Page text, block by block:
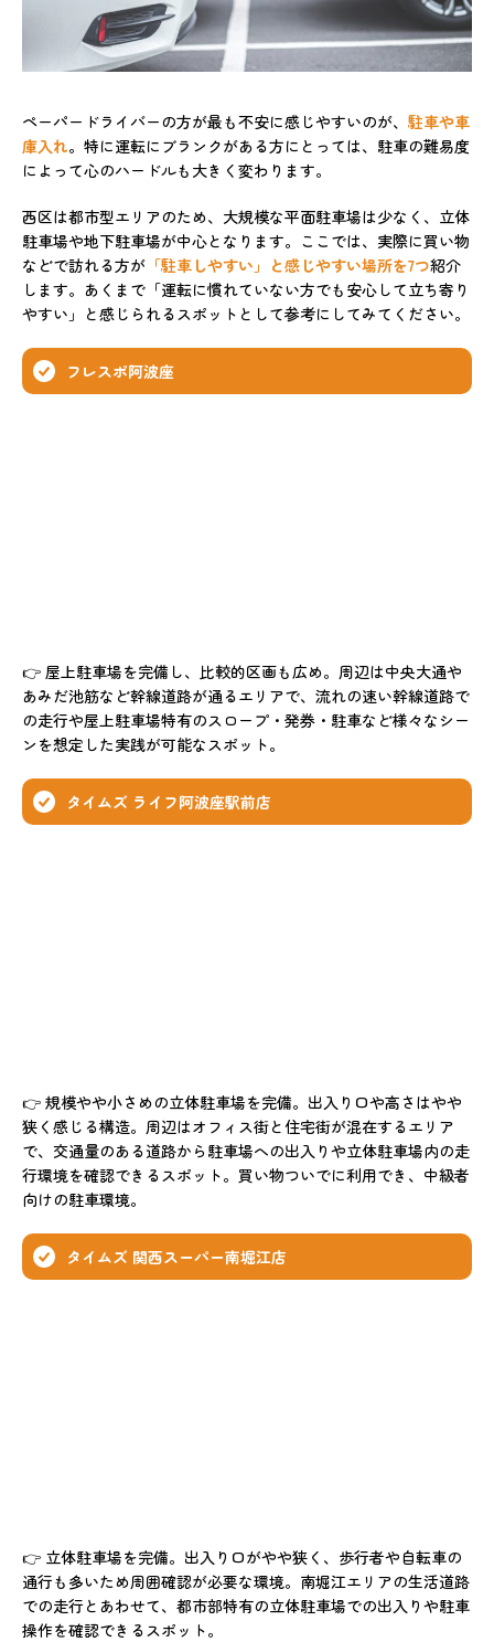
ペーパードライバーの方が最も不安に感じやすいのが、 駐車や車
庫入れ。特に運転にブランクがある方にとっては、駐車の難易度
によって心のハードルも大きく変わります。
西区は都市型エリアのため、大規模な平面駐車場は少なく、立体
駐車場や地下駐車場が中心となります。ここでは、実際に買い物
などで訪れる方が 「駐車しやすい」と感じやすい場所を7つ紹介
します。あくまで「運転に慣れていない方でも安心して立ち寄り
やすい」と感じられるスポットとして参考にしてみてください。
フレスポ阿波座
👉 屋上駐車場を完備し、比較的区画も広め。周辺は中央大通や
あみだ池筋など幹線道路が通るエリアで、流れの速い幹線道路で
の走行や屋上駐車場特有のスロープ・発券・駐車など様々なシー
ンを想定した実践が可能なスポット。
タイムズ ライフ阿波座駅前店
👉 規模やや小さめの立体駐車場を完備。出入り口や高さはやや
狭く感じる構造。周辺はオフィス街と住宅街が混在するエリア
で、交通量のある道路から駐車場への出入りや立体駐車場内の走
行環境を確認できるスポット。買い物ついでに利用でき、中級者
向けの駐車環境。
タイムズ 関西スーパー南堀江店
👉 立体駐車場を完備。出入り口がやや狭く、歩行者や自転車の
通行も多いため周囲確認が必要な環境。南堀江エリアの生活道路
での走行とあわせて、都市部特有の立体駐車場での出入りや駐車
操作を確認できるスポット。